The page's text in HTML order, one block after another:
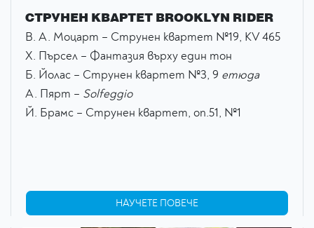
СТРУНЕН КВАРТЕТ BROOKLYN RIDER
В. А. Моцарт – Струнен квартет №19, КV 465
Х. Пърсел – Фантазия върху един тон
Б. Йолас – Струнен квартет №3, 9 етюда
А. Пярт – Solfeggio
Й. Брамс – Струнен квартет, оп.51, №1
НАУЧЕТЕ ПОВЕЧЕ